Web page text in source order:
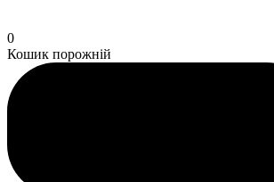
0
Кошик порожній